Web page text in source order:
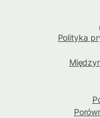
Polityka